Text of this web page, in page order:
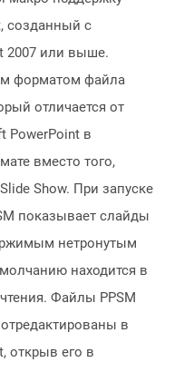
созданный с
2007 или выше.
форматом файла
отличается от
PowerPoint в
вместо того,
Show. При запуске
показывает слайды
нетронутым
находится в
Файлы PPSM
в
открыв его в